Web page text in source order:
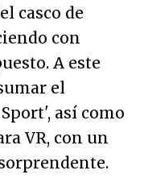
casco de
con
A este
el
así como
VR, con un